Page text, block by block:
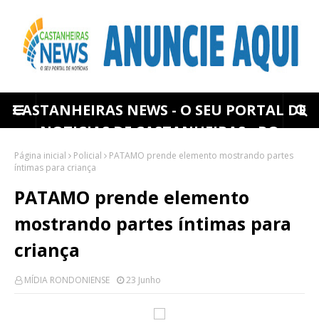
CASTANHEIRAS NEWS - O SEU PORTAL DE
NOTICIAS DE CASTANHEIRAS - RO
Página inicial Policial
PATAMO prende elemento mostrando partes
íntimas para criança
PATAMO prende elemento
mostrando partes íntimas para
criança
MÍDIA RONDONIENSE 23 Junho